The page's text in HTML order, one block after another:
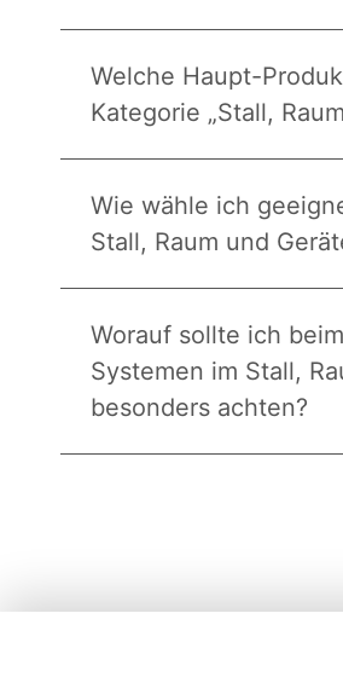
Welche Haupt-
Kategorie „Stall,
Wie wähle ich
Stall, Raum und
Worauf sollte ich
Systemen im Stall,
besonders achten?